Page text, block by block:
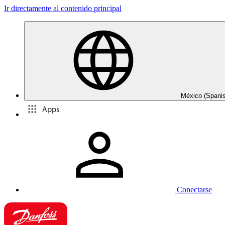
Ir directamente al contenido principal
México
Apps
Conectarse